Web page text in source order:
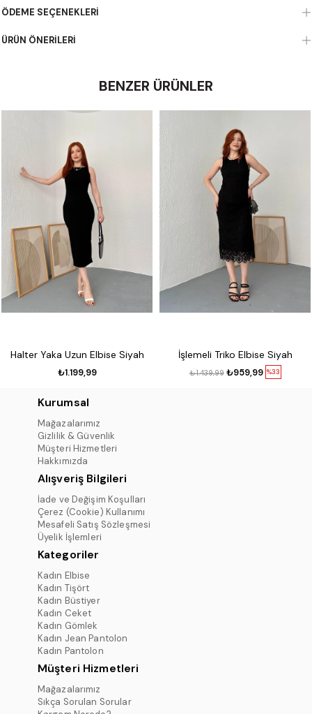
ÖDEME SEÇENEKLERI
ÜRÜN ÖNERILERI
BENZER ÜRÜNLER
Halter Yaka Uzun Elbise Siyah
₺1.199,99
İşlemeli Triko Elbise Siyah
%33
₺959,99
₺1.439,99
Kurumsal
Mağazalarımız
Gizlilik & Güvenlik
Müşteri Hizmetleri
Hakkımızda
Alışveriş Bilgileri
İade ve Değişim Koşulları
Çerez (Cookie) Kullanımı
Mesafeli Satış Sözleşmesi
Üyelik İşlemleri
Kategoriler
Kadın Elbise
Kadın Tişört
Kadın Büstiyer
Kadın Ceket
Kadın Gömlek
Kadın Jean Pantolon
Kadın Pantolon
Müşteri Hizmetleri
Mağazalarımız
Sıkça Sorulan Sorular